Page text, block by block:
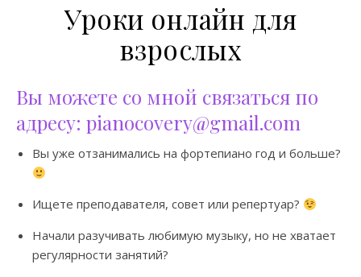
Уроки онлайн для
взрослых
Вы можете со мной связаться по
адресу: pianocovery@gmail.com
Вы уже отзанимались на фортепиано год и больше?
Ищете преподавателя, совет или репертуар?
Начали разучивать любимую музыку, но не хватает
регулярности занятий?